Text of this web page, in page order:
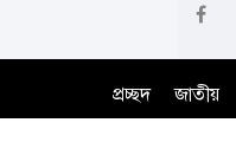
প্রচ্ছদ জাতীয়